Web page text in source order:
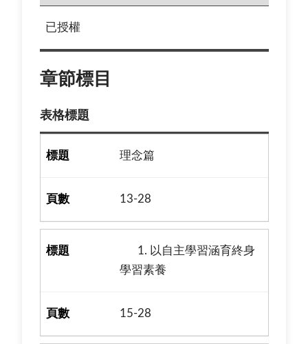
已授權
章節標目
表格標題
理念篇
13-28
1. 以自主學習涵育終身
學習素養
15-28